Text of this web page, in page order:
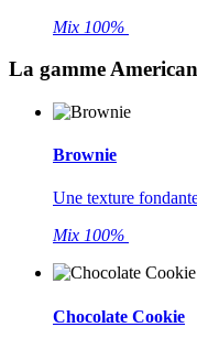
Mix 100%
La gamme
Brownie
Une texture
Mix 100%
Chocolate Cookie